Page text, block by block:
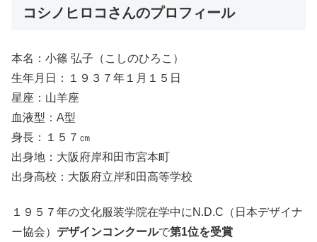
コシノヒロコさんのプロフィール
本名：小篠 弘子（こしのひろこ）
生年月日：１９３７年１月１５日
星座：山羊座
血液型：A型
身長：１５７㎝
出身地：大阪府岸和田市宮本町
出身高校：大阪府立岸和田高等学校
１９５７年の文化服装学院在学中にN.D.C（日本デザイナ
ー協会） デザインコンクールで第1位を受賞